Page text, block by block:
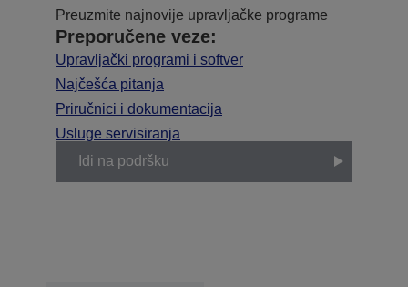
Preuzmite najnovije upravljačke programe
Preporučene veze:
Upravljački programi i softver
Najčešća pitanja
Priručnici i dokumentacija
Usluge servisiranja
Idi na podršku